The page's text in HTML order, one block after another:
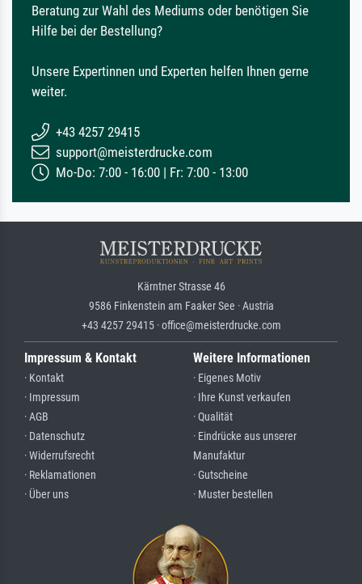
Beratung zur Wahl des Mediums oder benötigen Sie
Hilfe bei der Bestellung?
Unsere Expertinnen und Experten helfen Ihnen gerne
weiter.
+43 4257 29415
support@meisterdrucke.com
Mo-Do: 7:00 - 16:00 | Fr: 7:00 - 13:00
Kärntner Strasse 46
9586 Finkenstein am Faaker See · Austria
+43 4257 29415 · office@meisterdrucke.com
Impressum & Kontakt
· Kontakt
· Impressum
· AGB
· Datenschutz
· Widerrufsrecht
· Reklamationen
· Über uns
Weitere Informationen
· Eigenes Motiv
· Ihre Kunst verkaufen
· Qualität
· Eindrücke aus unserer
Manufaktur
· Gutscheine
· Muster bestellen